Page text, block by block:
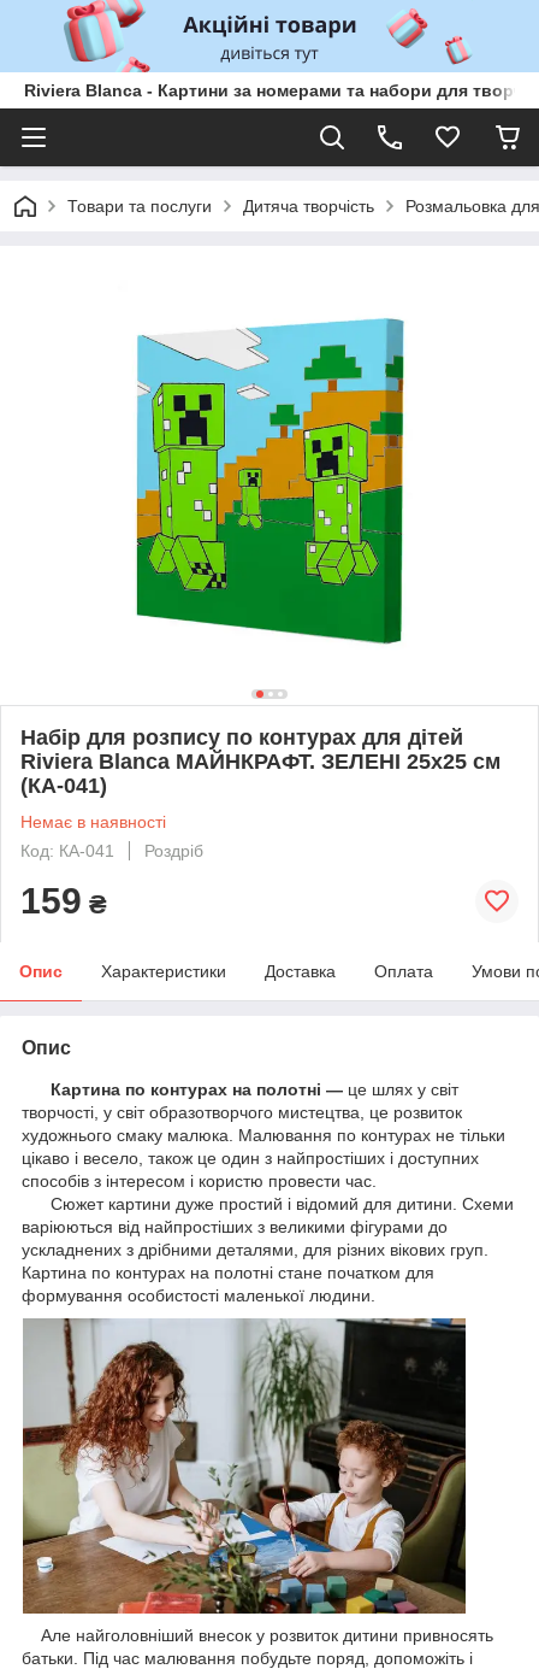
Riviera Blanca - Картини за номерами та набори для
Товари та послуги Дитяча творчість Розмальовка
Набір для розпису по контурах для дітей
Riviera Blanca МАЙНКРАФТ. ЗЕЛЕНІ 25x25 см
(КА-041)
Немає в наявності
Код: КА-041
Роздріб
159 ₴
Опис Характеристики Доставка Оплата Умови
Опис
Картина по контурах на полотні — це шлях у світ
творчості, у світ образотворчого мистецтва, це розвиток
художнього смаку малюка. Малювання по контурах не тільки
цікаво і весело, також це один з найпростіших і доступних
способів з інтересом і користю провести час.
Сюжет картини дуже простий і відомий для дитини. Схеми
варіюються від найпростіших з великими фігурами до
ускладнених з дрібними деталями, для різних вікових груп.
Картина по контурах на полотні стане початком для
формування особистості маленької людини.
Але найголовніший внесок у розвиток дитини привносять
батьки. Під час малювання побудьте поряд, допоможіть і